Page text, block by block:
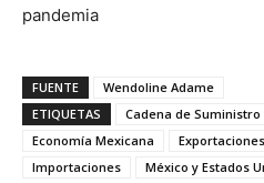
pandemia
FUENTE
Wendoline Adame
ETIQUETAS
Cadena de Suministro
Economía Mexicana
Importaciones
México y Estados